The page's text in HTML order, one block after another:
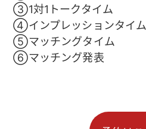
③1対1トークタイム
④インプレッションタイム
⑤マッチングタイム
⑥マッチング発表